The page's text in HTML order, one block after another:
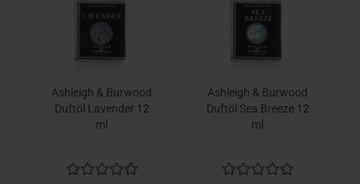
Ashleigh & Burwood
Duftöl Lavender 12
ml
Ashleigh & Burwood
Duftöl Sea Breeze 12
ml